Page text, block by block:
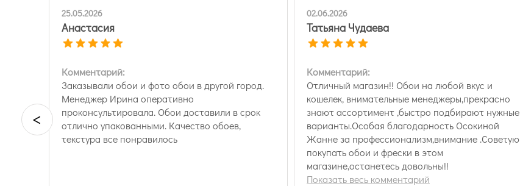
25.05.2026
Анастасия
Комментарий:
Заказывали обои и фото обои в другой город.
Менеджер Ирина оперативно
проконсультировала. Обои доставили в срок
отлично упакованными. Качество обоев,
текстура все понравилось
02.06.2026
Татьяна Чудаева
Комментарий:
Отличный магазин!! Обои на любой вкус и
кошелек, внимательные менеджеры,прекрасно
знают ассортимент ,быстро подбирают нужные
варианты.Особая благодарность Осокиной
Жанне за профессионализм,внимание .Советую
покупать обои и фрески в этом
магазине,останетесь довольны!!
Показать весь комментарий
<